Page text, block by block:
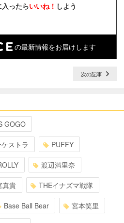
ったらいいね！ しよう
の最新情報をお届けします
次の記事
GOGO
ストラ PUFFY
渡辺満里奈
真貴 THEイナズマ戦隊
Base Ball Bear 宮本笑里